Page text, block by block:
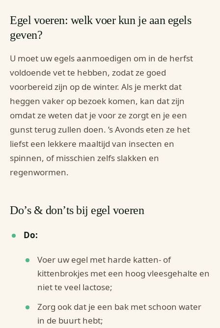
Egel voeren: welk voer kun je aan egels
geven?
U moet uw egels aanmoedigen om in de herfst
voldoende vet te hebben, zodat ze goed
voorbereid zijn op de winter. Als je merkt dat
heggen vaker op bezoek komen, kan dat zijn
omdat ze weten dat je voor ze zorgt en je een
gunst terug zullen doen. ’s Avonds eten ze het
liefst een lekkere maaltijd van insecten en
spinnen, of misschien zelfs slakken en
regenwormen.
Do’s & don’ts bij egel voeren
Do:
Voer uw egel met harde katten- of
kittenbrokjes met een hoog vleesgehalte en
niet te veel lactose;
Zorg ook dat je een bak met schoon water
in de buurt hebt;